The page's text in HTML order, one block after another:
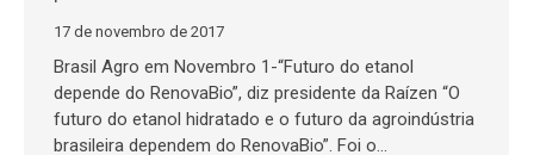
17 de novembro de 2017
Brasil Agro em Novembro 1-“Futuro do etanol
depende do RenovaBio”, diz presidente da Raízen “O
futuro do etanol hidratado e o futuro da agroindústria
brasileira dependem do RenovaBio”. Foi o…